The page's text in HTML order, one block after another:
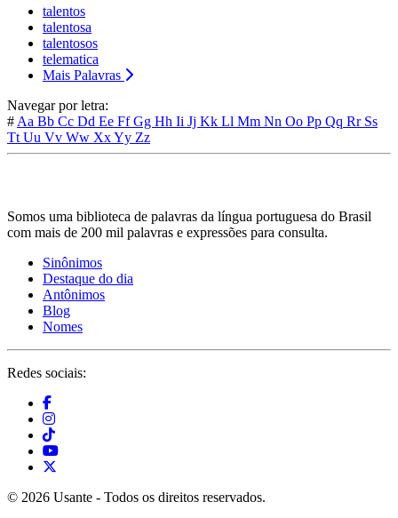
talentos
talentosa
talentosos
telematica
Mais Palavras
Navegar por letra:
# Aa Bb Cc Dd Ee FfGg Hh Ii Jj Kk Ll Mm Nn Oo Pp Qq Rr Ss
Tt Uu Vv Ww XxYy Zz
Somos uma biblioteca de palavras da língua portuguesa do Brasil
com mais de 200 mil palavras e expressões para consulta.
Sinônimos
Destaque do dia
Antônimos
Blog
Nomes
Redes sociais:
© 2026 Usante - Todos os direitos reservados.